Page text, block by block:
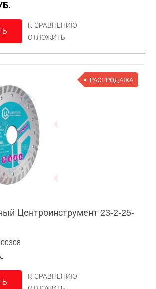
К СРАВНЕНИЮ
ОТЛОЖИТЬ
РАСПРОДАЖА
Центроинструмент 23-2-25-
К СРАВНЕНИЮ